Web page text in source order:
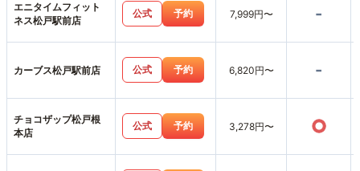
エニタイムフィット
ネス松戸駅前店
公式 予約 7,999円〜 -
カーブス松戸駅前店 公式 予約 6,820円〜 -
チョコザップ松戸根
本店
公式 予約 3,278円〜 ○